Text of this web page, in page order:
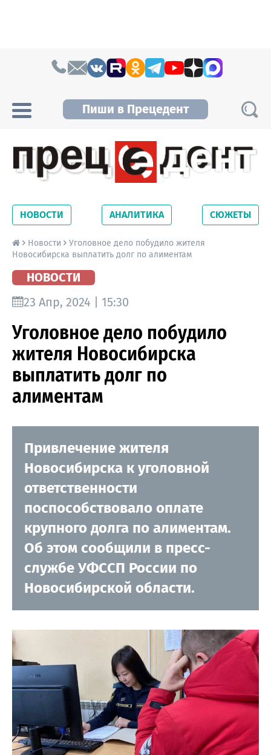
Пиши в Прецедент
Новосибирской области. Читайте свежие
новости на сайте сетевого издания
Precedent.
НОВОСТИ АНАЛИТИКА СЮЖЕТЫ
Новости
Уголовное дело побудило жителя
Новосибирска выплатить долг по алиментам
НОВОСТИ
23 Апр, 2024 | 15:30
Уголовное дело побудило
жителя Новосибирска
выплатить долг по
алиментам
Привлечение жителя
Новосибирска к уголовной
ответственности
поспособствовало оплате
крупного долга по алиментам.
Об этом сообщили в пресс-
службе УФССП России по
Новосибирской области.